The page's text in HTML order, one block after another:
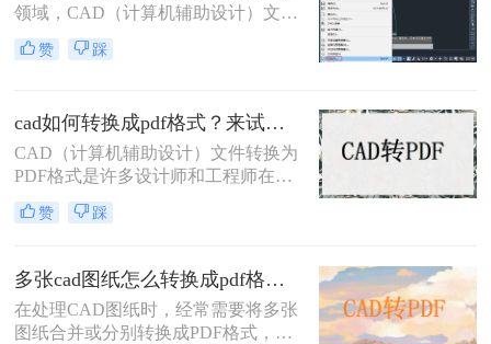
领域，CAD（计算机辅助设计）文件
是承载核心设计思想的数字载体。然
而，当需要向客户展示方案、进行图
原因在于，对方可能没有安装相应的
CAD软件，或者软件版本不兼容导致
显示错误，更存在被无意中修改的风
赞 踩
cad如何转换成pdf格式？来试试这三种方法吧！
CAD（计算机辅助设计）文件转换为
PDF格式是许多设计师和工程师在日
常工作中经常遇到的需求。PDF格式
因其跨平台兼容性和不可编辑性，成
那么CAD如何转换成PDF格式呢？本
文将介绍四种将CAD文件转换为PDF
格式的方法。
赞 踩
多张cad图纸怎么转换成pdf格式？二种实用方法详解！
在处理CAD图纸时，经常需要将多张
图纸合并或分别转换成PDF格式，以